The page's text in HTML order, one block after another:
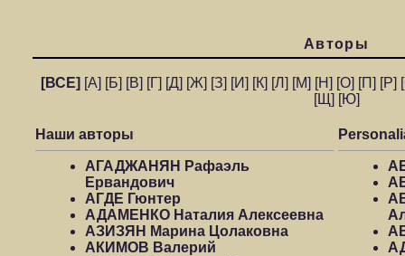
Авторы
[ВСЕ] [А] [Б] [В] [Г] [Д] [Ж] [З] [И] [К] [Л] [М] [Н] [О] [П] [Р]
[Щ] [Ю]
Наши авторы
АГАДЖАНЯН Рафаэль
Ервандович
АГДЕ Гюнтер
АДАМЕНКО Наталия Алексеевна
АЗИЗЯН Марина Цолаковна
АКИМОВ Валерий